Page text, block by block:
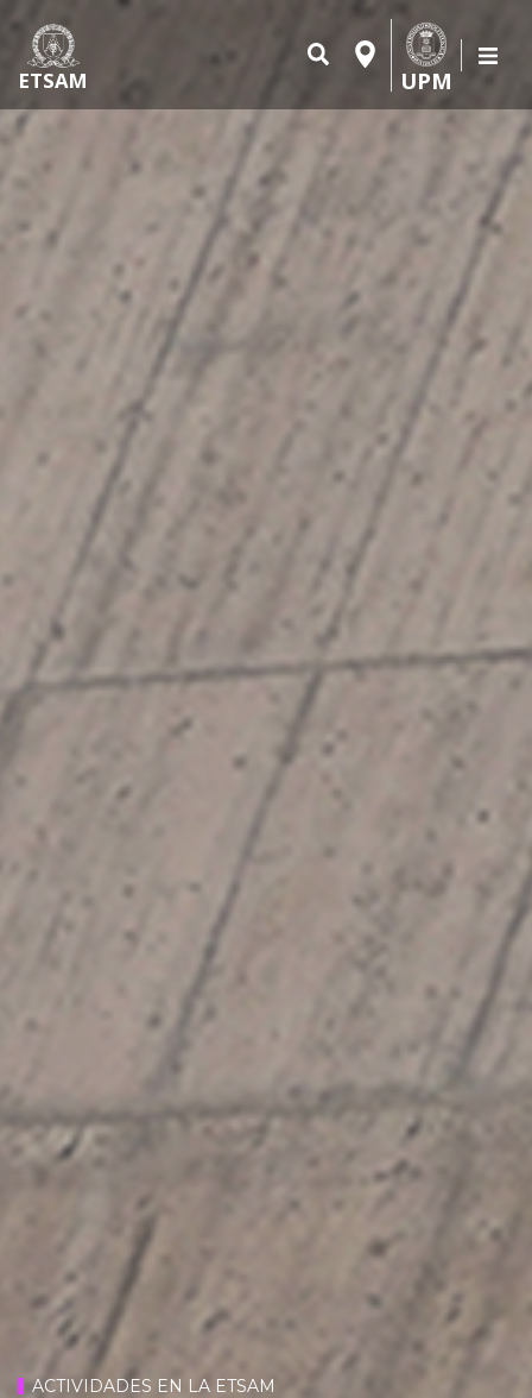
ETSAM UPM
ACTIVIDADES EN LA ETSAM